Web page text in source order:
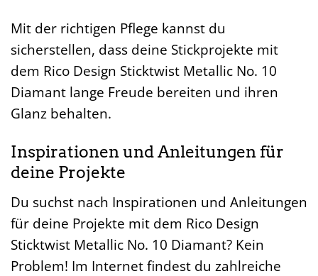
Mit der richtigen Pflege kannst du
sicherstellen, dass deine Stickprojekte mit
dem Rico Design Sticktwist Metallic No. 10
Diamant lange Freude bereiten und ihren
Glanz behalten.
Inspirationen und Anleitungen für
deine Projekte
Du suchst nach Inspirationen und Anleitungen
für deine Projekte mit dem Rico Design
Sticktwist Metallic No. 10 Diamant? Kein
Problem! Im Internet findest du zahlreiche